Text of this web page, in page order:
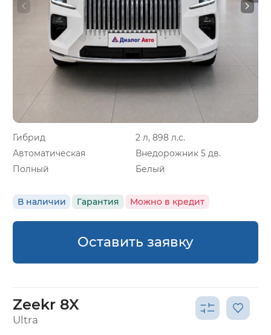
Гибрид
2 л, 898 л.с.
Автоматическая
Внедорожник 5 дв.
Полный
Белый
В наличии Гарантия Можно в кредит
Оставить заявку
Zeekr 8X
Ultra